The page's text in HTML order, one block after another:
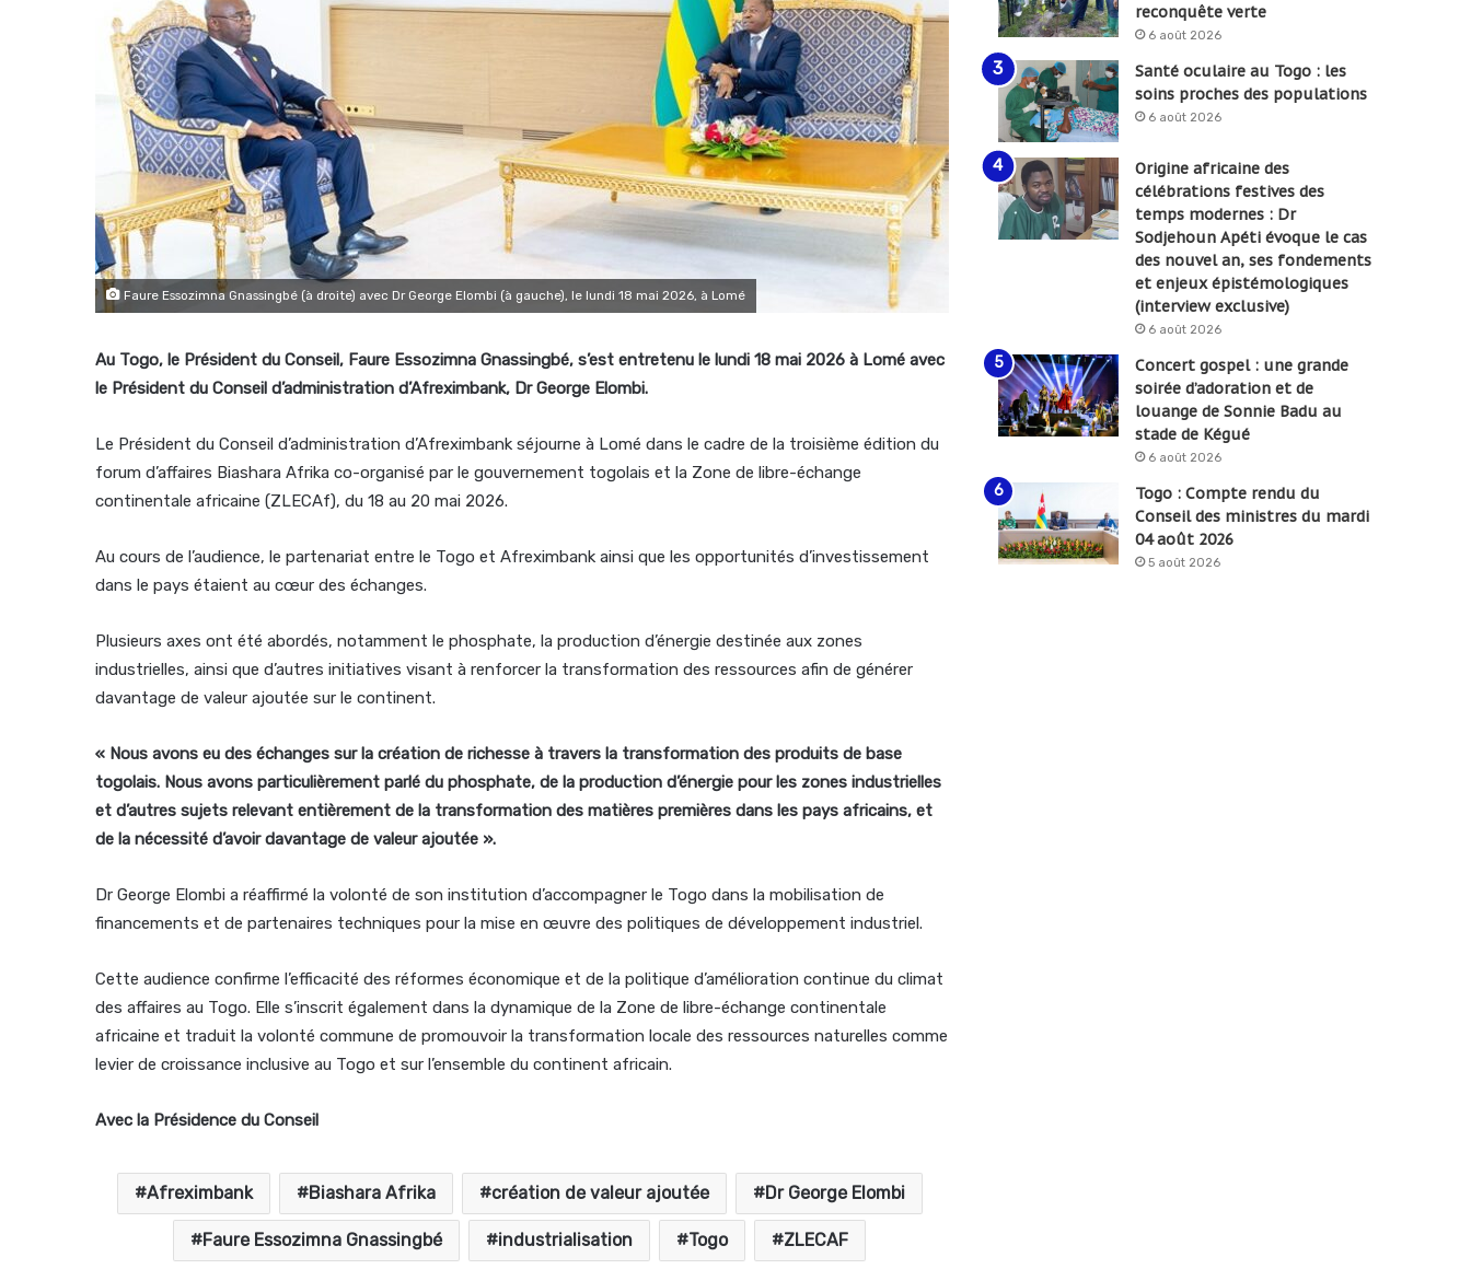
Faure Essozimna Gnassingbé (à droite) avec Dr George Elombi (à gauche), le lundi 18 mai 2026, à Lomé
Au Togo, le Président du Conseil, Faure Essozimna Gnassingbé, s’est entretenu le lundi 18 mai 2026 à Lomé avec
le Président du Conseil d’administration d’Afreximbank, Dr George Elombi.
Le Président du Conseil d’administration d’Afreximbank séjourne à Lomé dans le cadre de la troisième édition du
forum d’affaires Biashara Afrika co-organisé par le gouvernement togolais et la Zone de libre-échange
continentale africaine (ZLECAf), du 18 au 20 mai 2026.
Au cours de l’audience, le partenariat entre le Togo et Afreximbank ainsi que les opportunités d’investissement
dans le pays étaient au cœur des échanges.
Plusieurs axes ont été abordés, notamment le phosphate, la production d’énergie destinée aux zones
industrielles, ainsi que d’autres initiatives visant à renforcer la transformation des ressources afin de générer
davantage de valeur ajoutée sur le continent.
« Nous avons eu des échanges sur la création de richesse à travers la transformation des produits de base
togolais. Nous avons particulièrement parlé du phosphate, de la production d’énergie pour les zones industrielles
et d’autres sujets relevant entièrement de la transformation des matières premières dans les pays africains, et
de la nécessité d’avoir davantage de valeur ajoutée ».
Dr George Elombi a réaffirmé la volonté de son institution d’accompagner le Togo dans la mobilisation de
financements et de partenaires techniques pour la mise en œuvre des politiques de développement industriel.
Cette audience confirme l’efficacité des réformes économique et de la politique d’amélioration continue du climat
des affaires au Togo. Elle s’inscrit également dans la dynamique de la Zone de libre-échange continentale
africaine et traduit la volonté commune de promouvoir la transformation locale des ressources naturelles comme
levier de croissance inclusive au Togo et sur l’ensemble du continent africain.
Avec la Présidence du Conseil
Afreximbank Biashara Afrika création de valeur ajoutée Dr George Elombi
Faure Essozimna Gnassingbé industrialisation Togo ZLECAF
reconquête verte
6 août 2026
Santé oculaire au Togo : les
soins proches des populations
6 août 2026
Origine africaine des
célébrations festives des
temps modernes : Dr
Sodjehoun Apéti évoque le cas
des nouvel an, ses fondements
et enjeux épistémologiques
(interview exclusive)
6 août 2026
Concert gospel : une grande
soirée d’adoration et de
louange de Sonnie Badu au
stade de Kégué
6 août 2026
Togo : Compte rendu du
Conseil des ministres du mardi
04 août 2026
5 août 2026